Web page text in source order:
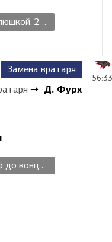
2 мин
56:33
Замена вратаря
Д. Фурх
20 мин